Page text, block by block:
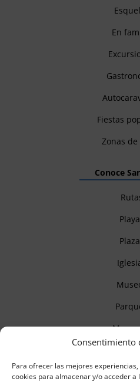
Consentimiento
Para ofrecer las mejores
cookies para almacenar y/o acceder a
En
Fiestas
Zonas de
Conoce